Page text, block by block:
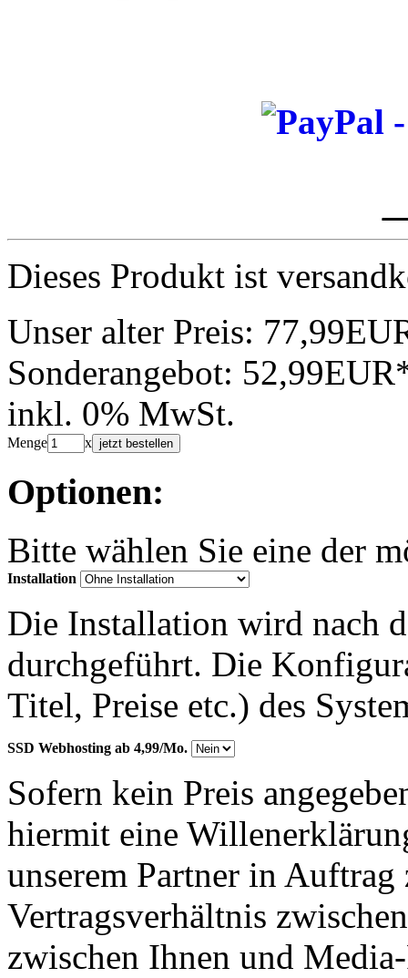
Dieses Produkt ist
Unser alter Preis:
Sonderangebot:
inkl. 0% MwSt.
Menge x jetzt bestellen
Optionen:
Bitte wählen Sie eine der
Installation
Die Installation wird nach
durchgeführt. Die
Titel, Preise etc.) des
SSD Webhosting ab 4,99/Mo.
Sofern kein Preis
hiermit eine
unserem Partner in
Vertragsverhältnis
zwischen Ihnen und